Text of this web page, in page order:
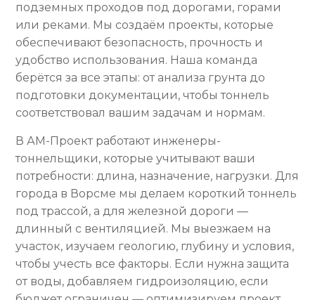
подземных проходов под дорогами, горами
или реками. Мы создаём проекты, которые
обеспечивают безопасность, прочность и
удобство использования. Наша команда
берётся за все этапы: от анализа грунта до
подготовки документации, чтобы тоннель
соответствовал вашим задачам и нормам.
В АМ-Проект работают инженеры-
тоннельщики, которые учитывают ваши
потребности: длина, назначение, нагрузки. Для
города в Ворсме мы делаем короткий тоннель
под трассой, а для железной дороги —
длинный с вентиляцией. Мы выезжаем на
участок, изучаем геологию, глубину и условия,
чтобы учесть все факторы. Если нужна защита
от воды, добавляем гидроизоляцию, если